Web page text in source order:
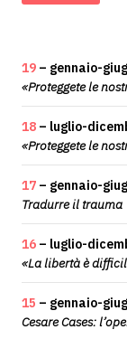
19 – gennaio-
«Proteggete le
18 – luglio-
«Proteggete le
17 – gennaio-
Tradurre il trauma
16 – luglio-
«La libertà è
15 – gennaio-
Cesare Cases: